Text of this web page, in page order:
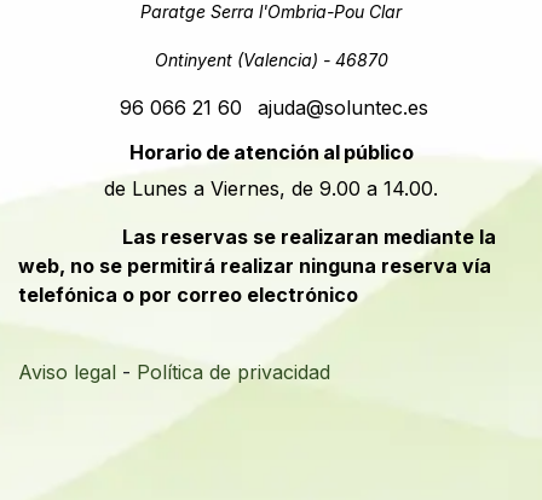
Paratge Serra l'Ombria-Pou Clar
Ontinyent (Valencia) - 46870
96 066 21 60
ajuda@soluntec.es
Horario de atención al público
de Lunes a Viernes, de 9.00 a 14.00.
​​Las reservas se realizaran mediante la
web, no se permitirá realizar ninguna reserva vía
telefónica o por correo electrónico
Aviso legal - Política de privacidad